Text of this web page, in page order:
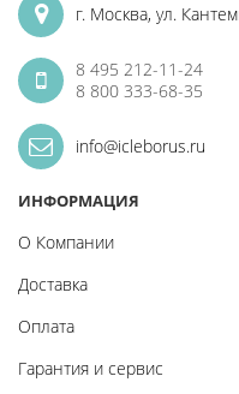
г. Москва, ул.
8 495 212-11-24
8 800 333-68-35
info@icleborus.ru
ИНФОРМАЦИЯ
О Компании
Доставка
Оплата
Гарантия и сервис